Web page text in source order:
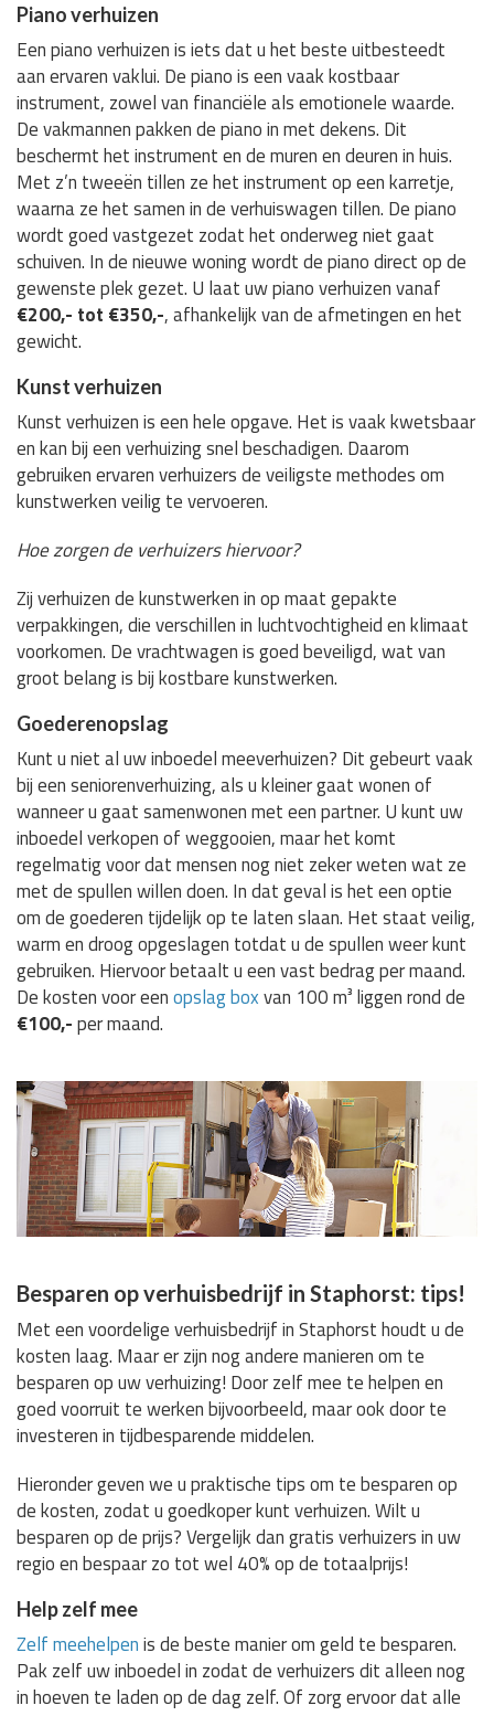
Piano verhuizen
Een piano verhuizen is iets dat u het beste uitbesteedt
aan ervaren vaklui. De piano is een vaak kostbaar
instrument, zowel van financiële als emotionele waarde.
De vakmannen pakken de piano in met dekens. Dit
beschermt het instrument en de muren en deuren in huis.
Met z’n tweeën tillen ze het instrument op een karretje,
waarna ze het samen in de verhuiswagen tillen. De piano
wordt goed vastgezet zodat het onderweg niet gaat
schuiven. In de nieuwe woning wordt de piano direct op de
gewenste plek gezet. U laat uw piano verhuizen vanaf
€200,- tot €350,-, afhankelijk van de afmetingen en het
gewicht.
Kunst verhuizen
Kunst verhuizen is een hele opgave. Het is vaak kwetsbaar
en kan bij een verhuizing snel beschadigen. Daarom
gebruiken ervaren verhuizers de veiligste methodes om
kunstwerken veilig te vervoeren.
Hoe zorgen de verhuizers hiervoor?
Zij verhuizen de kunstwerken in op maat gepakte
verpakkingen, die verschillen in luchtvochtigheid en klimaat
voorkomen. De vrachtwagen is goed beveiligd, wat van
groot belang is bij kostbare kunstwerken.
Goederenopslag
Kunt u niet al uw inboedel meeverhuizen? Dit gebeurt vaak
bij een seniorenverhuizing, als u kleiner gaat wonen of
wanneer u gaat samenwonen met een partner. U kunt uw
inboedel verkopen of weggooien, maar het komt
regelmatig voor dat mensen nog niet zeker weten wat ze
met de spullen willen doen. In dat geval is het een optie
om de goederen tijdelijk op te laten slaan. Het staat veilig,
warm en droog opgeslagen totdat u de spullen weer kunt
gebruiken. Hiervoor betaalt u een vast bedrag per maand.
De kosten voor eenopslag boxvan 100 m³ liggen rond de
€100,-per maand.
Besparen op verhuisbedrijf in Staphorst: tips!
Met een voordelige verhuisbedrijf in Staphorst houdt u de
kosten laag. Maar er zijn nog andere manieren om te
besparen op uw verhuizing! Door zelf mee te helpen en
goed voorruit te werken bijvoorbeeld, maar ook door te
investeren in tijdbesparende middelen.
Hieronder geven we u praktische tips om te besparen op
de kosten, zodat u goedkoper kunt verhuizen. Wilt u
besparen op de prijs? Vergelijk dan gratis verhuizers in uw
regio en bespaar zo tot wel 40% op de totaalprijs!
Help zelf mee
Zelf meehelpenis de beste manier om geld te besparen.
Pak zelf uw inboedel in zodat de verhuizers dit alleen nog
in hoeven te laden op de dag zelf. Of zorg ervoor dat alle